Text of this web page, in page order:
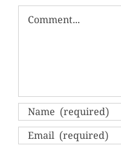
Comment